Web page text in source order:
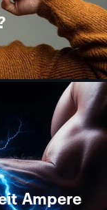
Ampere